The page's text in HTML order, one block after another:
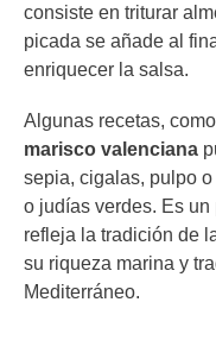
consiste en triturar
picada se añade al
enriquecer la salsa.
Algunas recetas, como
marisco valenciana
sepia, cigalas, pulpo
o judías verdes. Es
refleja la tradición de
su riqueza marina y
Mediterráneo.